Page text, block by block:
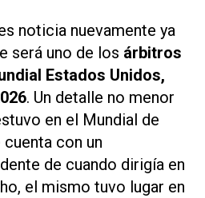
noticia nuevamente ya
será uno de los árbitros
Estados Unidos,
. Un detalle no menor
en el Mundial de
con un
de cuando dirigía en
el mismo tuvo lugar en